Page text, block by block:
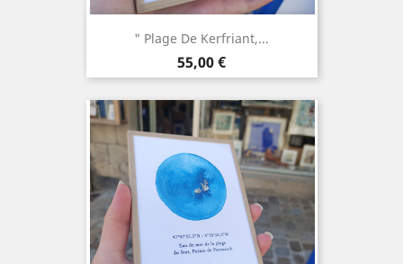
" Plage De Kerfriant,...
Prix
55,00 €